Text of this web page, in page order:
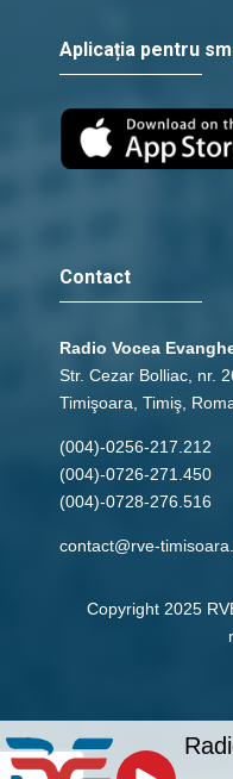
Aplicația pentru
Contact
Radio Vocea
Str. Cezar Bolliac, nr.
Timişoara, Timiş,
(004)-0256-217.212
(004)-0726-271.450
(004)-0728-276.516
contact@rve-
Copyright 2025